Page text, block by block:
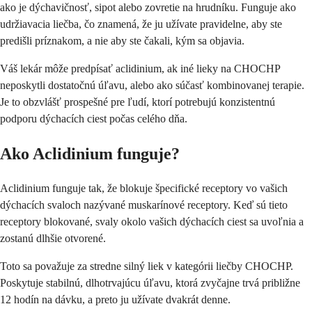
ako je dýchavičnosť, sipot alebo zovretie na hrudníku. Funguje ako
udržiavacia liečba, čo znamená, že ju užívate pravidelne, aby ste
predišli príznakom, a nie aby ste čakali, kým sa objavia.
Váš lekár môže predpísať aclidinium, ak iné lieky na CHOCHP
neposkytli dostatočnú úľavu, alebo ako súčasť kombinovanej terapie.
Je to obzvlášť prospešné pre ľudí, ktorí potrebujú konzistentnú
podporu dýchacích ciest počas celého dňa.
Ako Aclidinium funguje?
Aclidinium funguje tak, že blokuje špecifické receptory vo vašich
dýchacích svaloch nazývané muskarínové receptory. Keď sú tieto
receptory blokované, svaly okolo vašich dýchacích ciest sa uvoľnia a
zostanú dlhšie otvorené.
Toto sa považuje za stredne silný liek v kategórii liečby CHOCHP.
Poskytuje stabilnú, dlhotrvajúcu úľavu, ktorá zvyčajne trvá približne
12 hodín na dávku, a preto ju užívate dvakrát denne.